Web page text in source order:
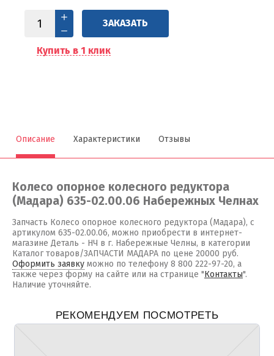
ЗАКАЗАТЬ
Купить в 1 клик
Описание Характеристики Отзывы
Колесо опорное колесного редуктора
(Мадара) 635-02.00.06 Набережных Челнах
Запчасть Колесо опорное колесного редуктора (Мадара), с
артикулом 635-02.00.06, можно приобрести в интернет-
магазине Деталь - НЧ в г. Набережные Челны, в категории
Каталог товаров/ЗАПЧАСТИ МАДАРА по цене 20000 руб.
Оформить заявку можно по телефону 8 800 222-97-20, а
также через форму на сайте или на странице "Контакты".
Наличие уточняйте.
РЕКОМЕНДУЕМ ПОСМОТРЕТЬ